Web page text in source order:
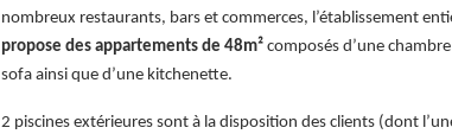
nombreux restaurants, bars et commerces, l’établissement
propose des appartements de 48m²composés d’une
sofa ainsi que d’une kitchenette.
2 piscines extérieures sont à la disposition des clients (dont